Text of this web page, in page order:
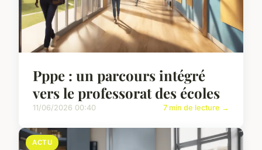
Pppe : un parcours intégré
vers le professorat des écoles
11/06/2026 00:40 7 min de lecture →
ACTU